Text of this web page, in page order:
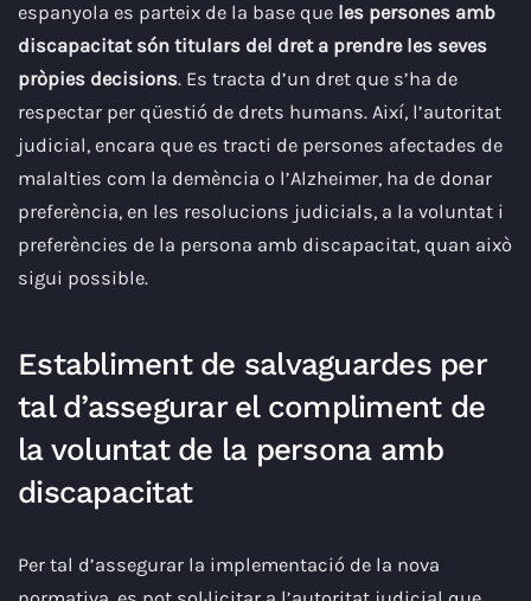
espanyola es parteix de la base que les persones amb
discapacitat són titulars del dret a prendre les seves
pròpies decisions. Es tracta d’un dret que s’ha de
respectar per qüestió de drets humans. Així, l’autoritat
judicial, encara que es tracti de persones afectades de
malalties com la demència o l’Alzheimer, ha de donar
preferència, en les resolucions judicials, a la voluntat i
preferències de la persona amb discapacitat, quan això
sigui possible.
Establiment de salvaguardes per
tal d’assegurar el compliment de
la voluntat de la persona amb
discapacitat
Per tal d’assegurar la implementació de la nova